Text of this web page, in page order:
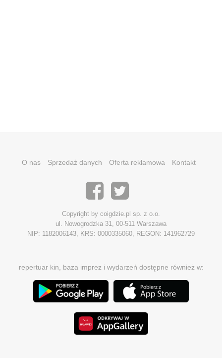
O nas Sprzedaż danych Oferta reklamowa Kontakt
Copyright by coigdzie.pl sp. z o.o.
ul. Nowogrodzka 31, 00-511 Warszawa
NIP: 1182006143, KRS: 0000335060, REGON: 141962729
repertuar kin, baza imprez i wydarzeń dostępne również w: